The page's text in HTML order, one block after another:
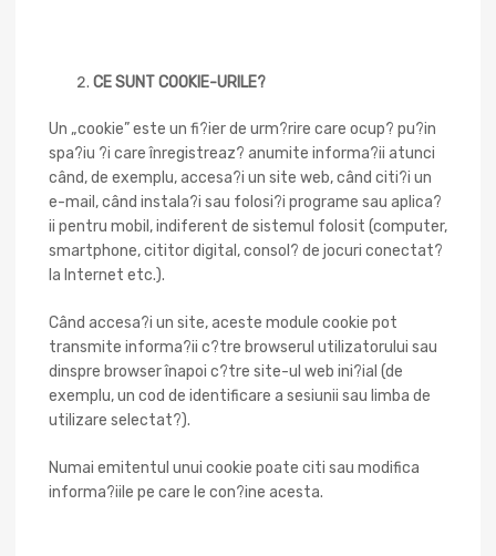
CE SUNT COOKIE-URILE?
Un „cookie” este un fi?ier de urm?rire care ocup? pu?in
spa?iu ?i care înregistreaz? anumite informa?ii atunci
când, de exemplu, accesa?i un site web, când citi?i un
e-mail, când instala?i sau folosi?i programe sau aplica?
ii pentru mobil, indiferent de sistemul folosit (computer,
smartphone, cititor digital, consol? de jocuri conectat?
la Internet etc.).
Când accesa?i un site, aceste module cookie pot
transmite informa?ii c?tre browserul utilizatorului sau
dinspre browser înapoi c?tre site-ul web ini?ial (de
exemplu, un cod de identificare a sesiunii sau limba de
utilizare selectat?).
Numai emitentul unui cookie poate citi sau modifica
informa?iile pe care le con?ine acesta.